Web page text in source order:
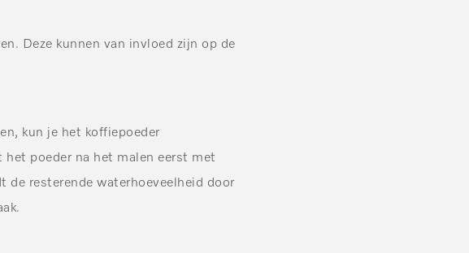
Deze kunnen van invloed zijn op de
kun je het koffiepoeder
poeder na het malen eerst met
de resterende waterhoeveelheid door